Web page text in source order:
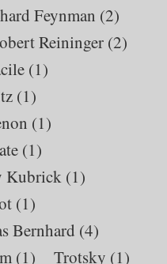
Feynman (2)
Reininger (2)
(1)
(1)
(1)
(1)
Kubrick (1)
(1)
Bernhard (4)
(1) Trotsky (1)